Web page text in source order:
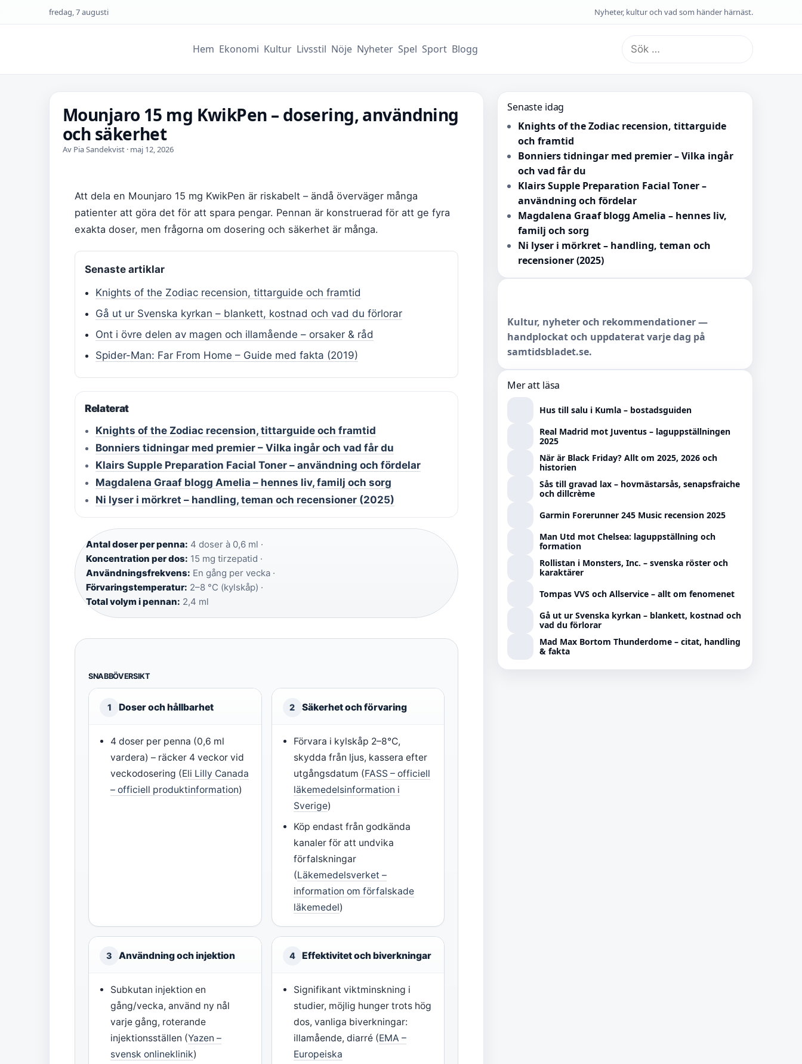
fredag, 7 augusti Nyheter, kultur och vad som händer härnäst.
Hem Ekonomi Kultur Livsstil Nöje Nyheter Spel Sport Blogg
Sök
efter:
Mounjaro 15 mg KwikPen – dosering, användning
och säkerhet
Av Pia Sandekvist · maj 12, 2026
Att dela en Mounjaro 15 mg KwikPen är riskabelt – ändå överväger många
patienter att göra det för att spara pengar. Pennan är konstruerad för att ge fyra
exakta doser, men frågorna om dosering och säkerhet är många.
Senaste artiklar
Knights of the Zodiac recension, tittarguide och framtid
Gå ut ur Svenska kyrkan – blankett, kostnad och vad du förlorar
Ont i övre delen av magen och illamående – orsaker & råd
Spider-Man: Far From Home – Guide med fakta (2019)
Relaterat
Knights of the Zodiac recension, tittarguide och framtid
Bonniers tidningar med premier – Vilka ingår och vad får du
Klairs Supple Preparation Facial Toner – användning och fördelar
Magdalena Graaf blogg Amelia – hennes liv, familj och sorg
Ni lyser i mörkret – handling, teman och recensioner (2025)
Antal doser per penna: 4 doser à 0,6 ml ·
Koncentration per dos: 15 mg tirzepatid ·
Användningsfrekvens: En gång per vecka ·
Förvaringstemperatur: 2–8 °C (kylskåp) ·
Total volym i pennan: 2,4 ml
SNABBÖVERSIKT
1 Doser och hållbarhet
4 doser per penna (0,6 ml
vardera) – räcker 4 veckor vid
veckodosering (Eli Lilly Canada
– officiell produktinformation)
2 Säkerhet och förvaring
Förvara i kylskåp 2–8°C,
skydda från ljus, kassera efter
utgångsdatum (FASS – officiell
läkemedelsinformation i
Sverige)
Köp endast från godkända
kanaler för att undvika
förfalskningar
(Läkemedelsverket –
information om förfalskade
läkemedel)
3 Användning och injektion
Subkutan injektion en
gång/vecka, använd ny nål
varje gång, roterande
injektionsställen (Yazen –
svensk onlineklinik)
4 Effektivitet och biverkningar
Signifikant viktminskning i
studier, möjlig hunger trots hög
dos, vanliga biverkningar:
illamående, diarré (EMA –
Europeiska
Senaste idag
Knights of the Zodiac recension, tittarguide
och framtid
Bonniers tidningar med premier – Vilka ingår
och vad får du
Klairs Supple Preparation Facial Toner –
användning och fördelar
Magdalena Graaf blogg Amelia – hennes liv,
familj och sorg
Ni lyser i mörkret – handling, teman och
recensioner (2025)
Kultur, nyheter och rekommendationer —
handplockat och uppdaterat varje dag på
samtidsbladet.se.
Mer att läsa
Hus till salu i Kumla – bostadsguiden
Real Madrid mot Juventus – laguppställningen
2025
När är Black Friday? Allt om 2025, 2026 och
historien
Sås till gravad lax – hovmästarsås, senapsfraiche
och dillcrème
Garmin Forerunner 245 Music recension 2025
Man Utd mot Chelsea: laguppställning och
formation
Rollistan i Monsters, Inc. – svenska röster och
karaktärer
Tompas VVS och Allservice – allt om fenomenet
Gå ut ur Svenska kyrkan – blankett, kostnad och
vad du förlorar
Mad Max Bortom Thunderdome – citat, handling
& fakta